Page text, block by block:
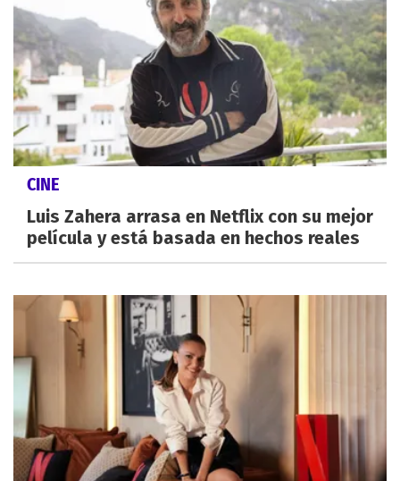
CINE
Luis Zahera arrasa en Netflix con su mejor
película y está basada en hechos reales